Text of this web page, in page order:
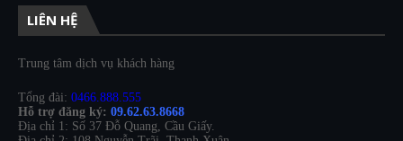
LIÊN HỆ
Trung tâm dịch vụ khách hàng
Tổng đài: 0466.888.555
Hỗ trợ đăng ký: 09.62.63.8668
Địa chỉ 1: Số 37 Đỗ Quang, Cầu Giấy.